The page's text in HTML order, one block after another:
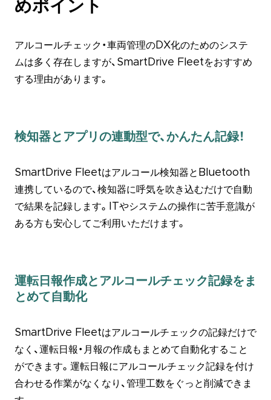
めポイント
アルコールチェック・車両管理のDX化のためのシステ
ムは多く存在しますが、SmartDrive Fleetをおすすめ
する理由があります。
検知器とアプリの連動型で、かんたん記録！
SmartDrive Fleetはアルコール検知器とBluetooth
連携しているので、検知器に呼気を吹き込むだけで自動
で結果を記録します。ITやシステムの操作に苦手意識が
ある方も安心してご利用いただけます。
運転日報作成とアルコールチェック記録をま
とめて自動化
SmartDrive Fleetはアルコールチェックの記録だけで
なく、運転日報・月報の作成もまとめて自動化すること
ができます。運転日報にアルコールチェック記録を付け
合わせる作業がなくなり、管理工数をぐっと削減できま